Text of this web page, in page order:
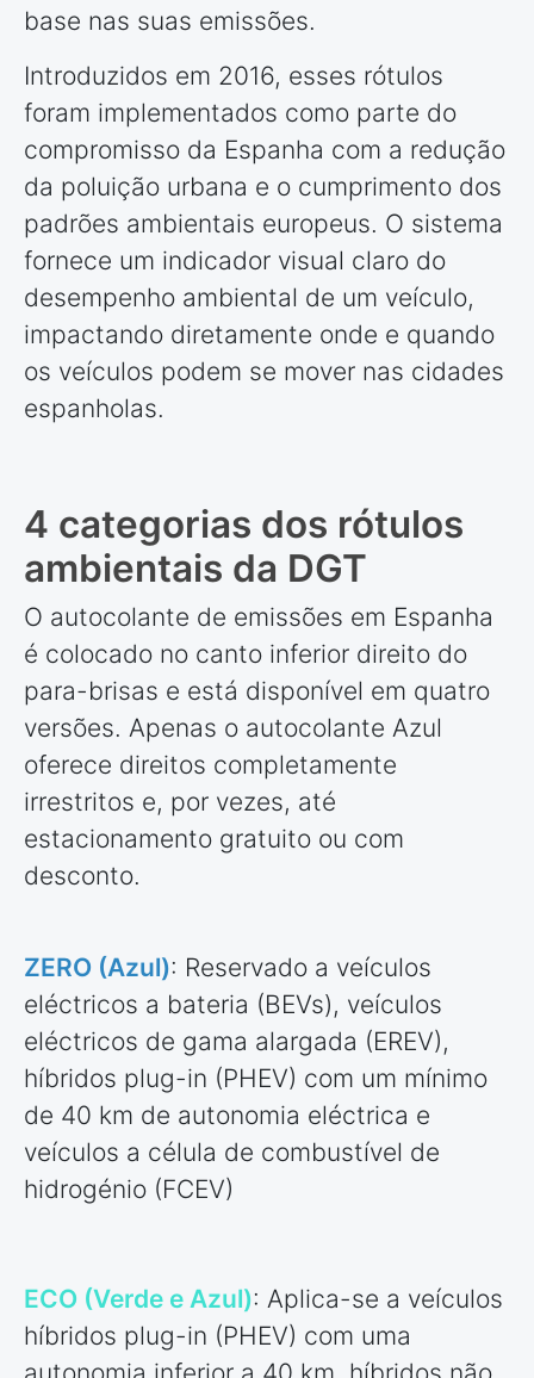
base nas suas emissões.
Introduzidos em 2016, esses rótulos
foram implementados como parte do
compromisso da Espanha com a redução
da poluição urbana e o cumprimento dos
padrões ambientais europeus. O sistema
fornece um indicador visual claro do
desempenho ambiental de um veículo,
impactando diretamente onde e quando
os veículos podem se mover nas cidades
espanholas.
4 categorias dos rótulos
ambientais da DGT
O autocolante de emissões em Espanha
é colocado no canto inferior direito do
para-brisas e está disponível em quatro
versões. Apenas o autocolante Azul
oferece direitos completamente
irrestritos e, por vezes, até
estacionamento gratuito ou com
desconto.
ZERO (Azul): Reservado a veículos
eléctricos a bateria (BEVs), veículos
eléctricos de gama alargada (EREV),
híbridos plug-in (PHEV) com um mínimo
de 40 km de autonomia eléctrica e
veículos a célula de combustível de
hidrogénio (FCEV)
ECO (Verde e Azul): Aplica-se a veículos
híbridos plug-in (PHEV) com uma